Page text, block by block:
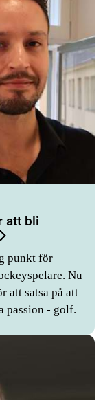
att bli
punkt för
Nu
att satsa på att
passion - golf.